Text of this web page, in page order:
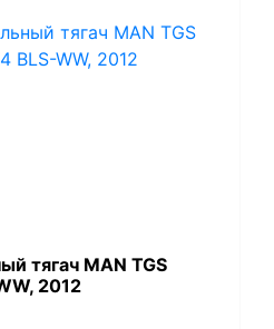
тягач MAN TGS
2012